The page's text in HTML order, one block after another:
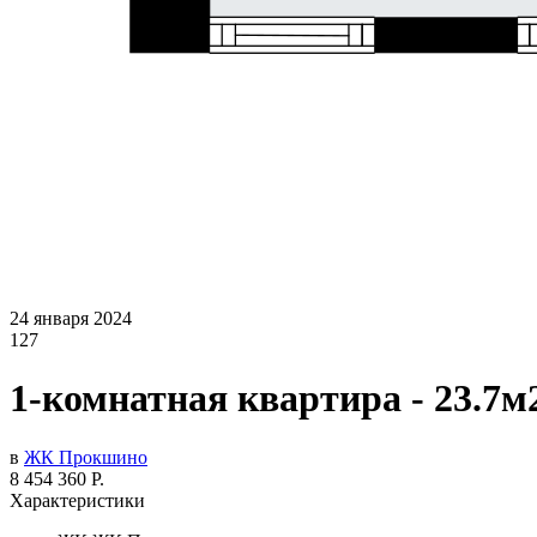
24 января 2024
127
1-комнатная квартира -
в ЖК Прокшино
8 454 360 Р.
Характеристики